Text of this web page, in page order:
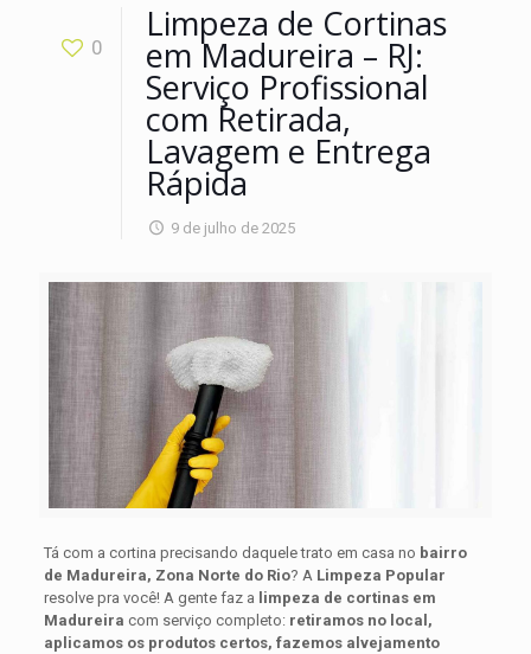
0
Limpeza de Cortinas
em Madureira – RJ:
Serviço Profissional
com Retirada,
Lavagem e Entrega
Rápida
9 de julho de 2025
Tá com a cortina precisando daquele trato em casa no bairro
de Madureira, Zona Norte do Rio? A Limpeza Popular
resolve pra você! A gente faz a limpeza de cortinas em
Madureira com serviço completo: retiramos no local,
aplicamos os produtos certos, fazemos alvejamento